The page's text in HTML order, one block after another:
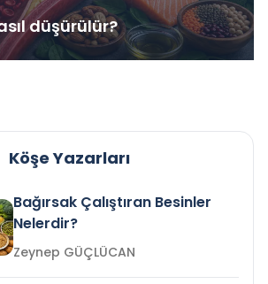
düşürülür?
Köşe Yazarları
Bağırsak Çalıştıran Besinler
Nelerdir?
Zeynep GÜÇLÜCAN